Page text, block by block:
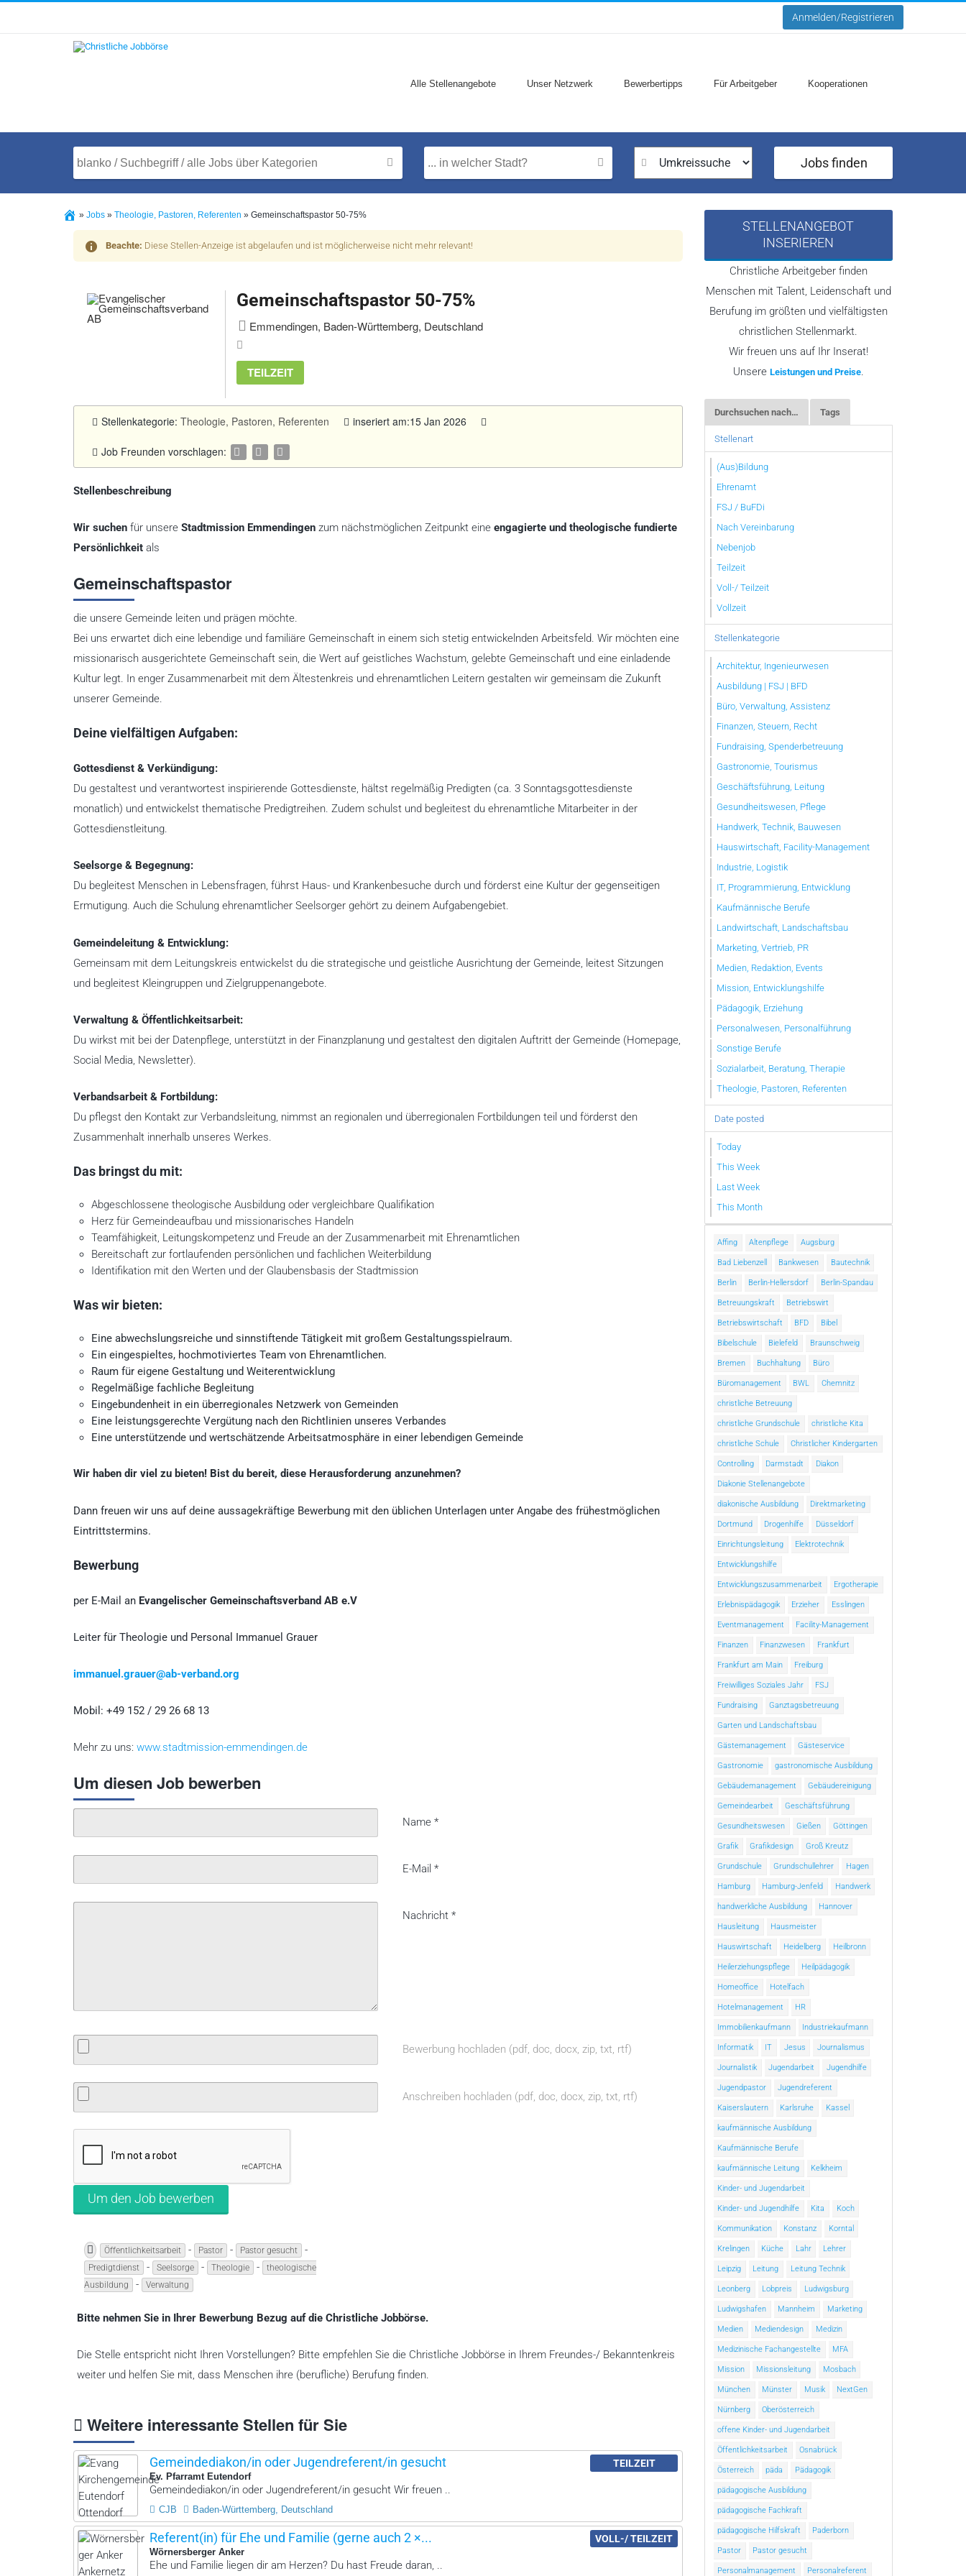
Anmelden/Registrieren
Alle Stellenangebote Unser Netzwerk Bewerbertipps Für Arbeitgeber Kooperationen
Jobs finden
» Jobs » Theologie, Pastoren, Referenten » Gemeinschaftspastor 50-75%
Beachte: Diese Stellen-Anzeige ist abgelaufen und ist möglicherweise nicht mehr relevant!
Gemeinschaftspastor 50-75%
Emmendingen, Baden-Württemberg, Deutschland
TEILZEIT
Stellenkategorie: Theologie, Pastoren, Referenten inseriert am:15 Jan 2026
Job Freunden vorschlagen:
Stellenbeschreibung
Wir suchen für unsere Stadtmission Emmendingen zum nächstmöglichen Zeitpunkt eine engagierte und theologische fundierte
Persönlichkeit als
Gemeinschaftspastor
die unsere Gemeinde leiten und prägen möchte.
Bei uns erwartet dich eine lebendige und familiäre Gemeinschaft in einem sich stetig entwickelnden Arbeitsfeld. Wir möchten eine
missionarisch ausgerichtete Gemeinschaft sein, die Wert auf geistliches Wachstum, gelebte Gemeinschaft und eine einladende
Kultur legt. In enger Zusammenarbeit mit dem Ältestenkreis und ehrenamtlichen Leitern gestalten wir gemeinsam die Zukunft
unserer Gemeinde.
Deine vielfältigen Aufgaben:
Gottesdienst & Verkündigung:
Du gestaltest und verantwortest inspirierende Gottesdienste, hältst regelmäßig Predigten (ca. 3 Sonntagsgottesdienste
monatlich) und entwickelst thematische Predigtreihen. Zudem schulst und begleitest du ehrenamtliche Mitarbeiter in der
Gottesdienstleitung.
Seelsorge & Begegnung:
Du begleitest Menschen in Lebensfragen, führst Haus- und Krankenbesuche durch und förderst eine Kultur der gegenseitigen
Ermutigung. Auch die Schulung ehrenamtlicher Seelsorger gehört zu deinem Aufgabengebiet.
Gemeindeleitung & Entwicklung:
Gemeinsam mit dem Leitungskreis entwickelst du die strategische und geistliche Ausrichtung der Gemeinde, leitest Sitzungen
und begleitest Kleingruppen und Zielgruppenangebote.
Verwaltung & Öffentlichkeitsarbeit:
Du wirkst mit bei der Datenpflege, unterstützt in der Finanzplanung und gestaltest den digitalen Auftritt der Gemeinde (Homepage,
Social Media, Newsletter).
Verbandsarbeit & Fortbildung:
Du pflegst den Kontakt zur Verbandsleitung, nimmst an regionalen und überregionalen Fortbildungen teil und förderst den
Zusammenhalt innerhalb unseres Werkes.
Das bringst du mit:
Abgeschlossene theologische Ausbildung oder vergleichbare Qualifikation
Herz für Gemeindeaufbau und missionarisches Handeln
Teamfähigkeit, Leitungskompetenz und Freude an der Zusammenarbeit mit Ehrenamtlichen
Bereitschaft zur fortlaufenden persönlichen und fachlichen Weiterbildung
Identifikation mit den Werten und der Glaubensbasis der Stadtmission
Was wir bieten:
Eine abwechslungsreiche und sinnstiftende Tätigkeit mit großem Gestaltungsspielraum.
Ein eingespieltes, hochmotiviertes Team von Ehrenamtlichen.
Raum für eigene Gestaltung und Weiterentwicklung
Regelmäßige fachliche Begleitung
Eingebundenheit in ein überregionales Netzwerk von Gemeinden
Eine leistungsgerechte Vergütung nach den Richtlinien unseres Verbandes
Eine unterstützende und wertschätzende Arbeitsatmosphäre in einer lebendigen Gemeinde
Wir haben dir viel zu bieten! Bist du bereit, diese Herausforderung anzunehmen?
Dann freuen wir uns auf deine aussagekräftige Bewerbung mit den üblichen Unterlagen unter Angabe des frühestmöglichen
Eintrittstermins.
Bewerbung
per E-Mail an Evangelischer Gemeinschaftsverband AB e.V
Leiter für Theologie und Personal Immanuel Grauer
immanuel.grauer@ab-verband.org
Mobil: +49 152 / 29 26 68 13
Mehr zu uns: www.stadtmission-emmendingen.de
Um diesen Job bewerben
Name *
E-Mail *
Nachricht *
Bewerbung hochladen (pdf, doc, docx, zip, txt, rtf)
Anschreiben hochladen (pdf, doc, docx, zip, txt, rtf)
Öffentlichkeitsarbeit - Pastor - Pastor gesucht -
Predigtdienst - Seelsorge - Theologie -
theologische
Ausbildung
- Verwaltung
Bitte nehmen Sie in Ihrer Bewerbung Bezug auf die Christliche Jobbörse.
Die Stelle entspricht nicht Ihren Vorstellungen? Bitte empfehlen Sie die Christliche Jobbörse in Ihrem Freundes-/ Bekanntenkreis
weiter und helfen Sie mit, dass Menschen ihre (berufliche) Berufung finden.
Weitere interessante Stellen für Sie
Gemeindediakon/in oder Jugendreferent/in gesucht
Ev. Pfarramt Eutendorf
TEILZEIT
Gemeindediakon/in oder Jugendreferent/in gesucht Wir freuen ..
CJB Baden-Württemberg, Deutschland
Referent(in) für Ehe und Familie (gerne auch 2 ×...
Wörnersberger Anker
VOLL-/ TEILZEIT
Ehe und Familie liegen dir am Herzen? Du hast Freude daran, ..
STELLENANGEBOT
INSERIEREN
Christliche Arbeitgeber finden
Menschen mit Talent, Leidenschaft und
Berufung im größten und vielfältigsten
christlichen Stellenmarkt.
Wir freuen uns auf Ihr Inserat!
Unsere Leistungen und Preise.
Durchsuchen nach… Tags
Stellenart
(Aus)Bildung
Ehrenamt
FSJ / BuFDi
Nach Vereinbarung
Nebenjob
Teilzeit
Voll-/ Teilzeit
Vollzeit
Stellenkategorie
Architektur, Ingenieurwesen
Ausbildung | FSJ | BFD
Büro, Verwaltung, Assistenz
Finanzen, Steuern, Recht
Fundraising, Spenderbetreuung
Gastronomie, Tourismus
Geschäftsführung, Leitung
Gesundheitswesen, Pflege
Handwerk, Technik, Bauwesen
Hauswirtschaft, Facility-Management
Industrie, Logistik
IT, Programmierung, Entwicklung
Kaufmännische Berufe
Landwirtschaft, Landschaftsbau
Marketing, Vertrieb, PR
Medien, Redaktion, Events
Mission, Entwicklungshilfe
Pädagogik, Erziehung
Personalwesen, Personalführung
Sonstige Berufe
Sozialarbeit, Beratung, Therapie
Theologie, Pastoren, Referenten
Date posted
Today
This Week
Last Week
This Month
Affing Altenpflege Augsburg
Bad Liebenzell Bankwesen Bautechnik
Berlin Berlin-Hellersdorf Berlin-Spandau
Betreuungskraft Betriebswirt
Betriebswirtschaft BFD Bibel
Bibelschule Bielefeld Braunschweig
Bremen Buchhaltung Büro
Büromanagement BWL Chemnitz
christliche Betreuung
christliche Grundschule christliche Kita
christliche Schule Christlicher Kindergarten
Controlling Darmstadt Diakon
Diakonie Stellenangebote
diakonische Ausbildung Direktmarketing
Dortmund Drogenhilfe Düsseldorf
Einrichtungsleitung Elektrotechnik
Entwicklungshilfe
Entwicklungszusammenarbeit Ergotherapie
Erlebnispädagogik Erzieher Esslingen
Eventmanagement Facility-Management
Finanzen Finanzwesen Frankfurt
Frankfurt am Main Freiburg
Freiwilliges Soziales Jahr FSJ
Fundraising Ganztagsbetreuung
Garten und Landschaftsbau
Gästemanagement Gästeservice
Gastronomie gastronomische Ausbildung
Gebäudemanagement Gebäudereinigung
Gemeindearbeit Geschäftsführung
Gesundheitswesen Gießen Göttingen
Grafik Grafikdesign Groß Kreutz
Grundschule Grundschullehrer Hagen
Hamburg Hamburg-Jenfeld Handwerk
handwerkliche Ausbildung Hannover
Hausleitung Hausmeister
Hauswirtschaft Heidelberg Heilbronn
Heilerziehungspflege Heilpädagogik
Homeoffice Hotelfach
Hotelmanagement HR
Immobilienkaufmann Industriekaufmann
Informatik IT Jesus Journalismus
Journalistik Jugendarbeit Jugendhilfe
Jugendpastor Jugendreferent
Kaiserslautern Karlsruhe Kassel
kaufmännische Ausbildung
Kaufmännische Berufe
kaufmännische Leitung Kelkheim
Kinder- und Jugendarbeit
Kinder- und Jugendhilfe Kita Koch
Kommunikation Konstanz Korntal
Krelingen Küche Lahr Lehrer
Leipzig Leitung Leitung Technik
Leonberg Lobpreis Ludwigsburg
Ludwigshafen Mannheim Marketing
Medien Mediendesign Medizin
Medizinische Fachangestellte MFA
Mission Missionsleitung Mosbach
München Münster Musik NextGen
Nürnberg Oberösterreich
offene Kinder- und Jugendarbeit
Öffentlichkeitsarbeit Osnabrück
Österreich päda Pädagogik
pädagogische Ausbildung
pädagogische Fachkraft
pädagogische Hilfskraft Paderborn
Pastor Pastor gesucht
Personalmanagement Personalreferent